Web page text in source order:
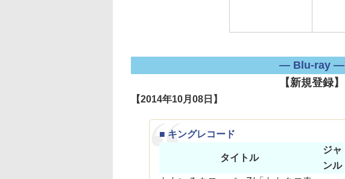
― Blu-ray ―
【新規登録】
【2014年10月08日】
■ キングレコード
タイトル
ジャ
ンル